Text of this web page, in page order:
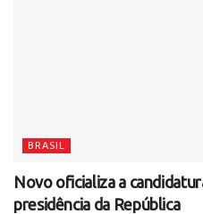
BRASIL
Novo oficializa a
presidência da República